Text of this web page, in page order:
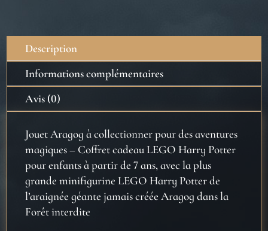
Description
Informations complémentaires
Avis (0)
Jouet Aragog à collectionner pour des aventures
magiques– Coffret cadeau LEGO Harry Potter
pour enfantsà partir de 7 ans, avec la plus
grande minifigurine LEGO Harry Potter de
l’araignée géante jamais créée Aragog dans la
Forêt interdite